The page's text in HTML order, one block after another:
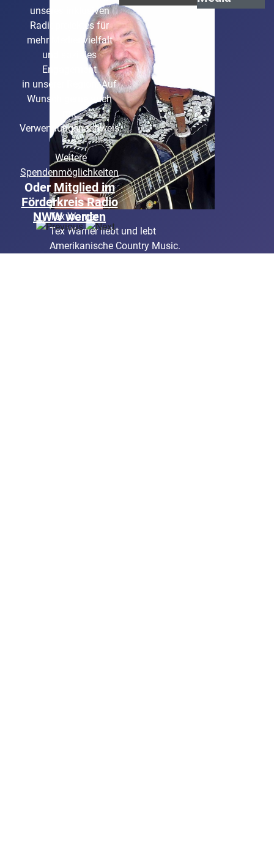
Seit seiner Kindheit begeisterter
Radiohörer und seit vielen Jahren
selbst "RADIOAKTIV"
Tex Warner
Tex Warner liebt und lebt
Amerikanische Country Music.
unseres inklusiven
Radioprojektes für
mehr Medienvielfalt
und soziales
Engagement
in unserer Region. Auf
Wunsch gerne auch
mit
Verwendungsnachweis
Weitere
Spendenmöglichkeiten
Oder Mitglied im
Förderkreis Radio
NWW werden